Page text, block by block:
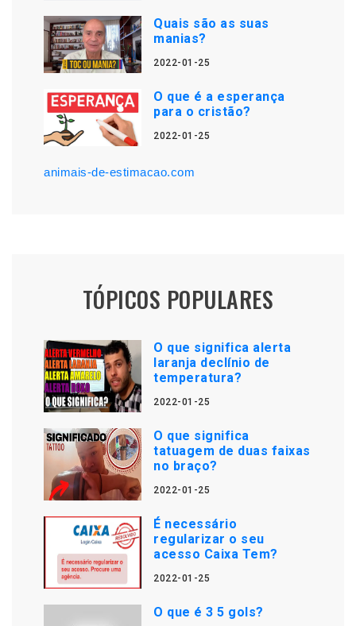
Quais são as suas
manias?
2022-01-25
O que é a esperança
para o cristão?
2022-01-25
animais-de-estimacao.com
TÓPICOS POPULARES
O que significa alerta
laranja declínio de
temperatura?
2022-01-25
O que significa
tatuagem de duas faixas
no braço?
2022-01-25
É necessário
regularizar o seu
acesso Caixa Tem?
2022-01-25
O que é 3 5 gols?